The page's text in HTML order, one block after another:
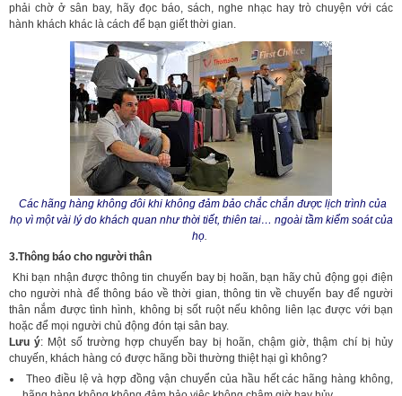
phải chờ ở sân bay, hãy đọc báo, sách, nghe nhạc hay trò chuyện với các
hành khách khác là cách để bạn giết thời gian.
Các hãng hàng không đôi khi không đảm bảo chắc chắn được lịch trình của
họ vì một vài lý do khách quan như thời tiết, thiên tai… ngoài tầm kiểm soát của
họ.
3.Thông báo cho người thân
Khi bạn nhận được thông tin chuyến bay bị hoãn, bạn hãy chủ động gọi điện
cho người nhà để thông báo về thời gian, thông tin về chuyến bay để người
thân nắm được tình hình, không bị sốt ruột nếu không liên lạc được với bạn
hoặc để mọi người chủ động đón tại sân bay.
Lưu ý: Một số trường hợp chuyến bay bị hoãn, chậm giờ, thậm chí bị hủy
chuyến, khách hàng có được hãng bồi thường thiệt hại gì không?
Theo điều lệ và hợp đồng vận chuyển của hầu hết các hãng hàng không,